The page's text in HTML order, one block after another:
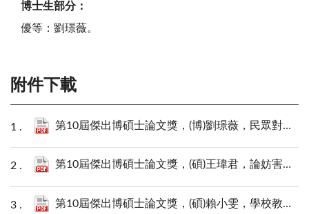
博士生部分：
優等：劉璟薇。
附件下載
第10屆傑出博碩士論文獎，(博)劉璟薇，民眾對警察執法正當性感知及其影響因素之研究.pdf
第10屆傑出博碩士論文獎，(碩)王瑋君，論妨害醫療罪之規範適用與保護法益.pdf
第10屆傑出博碩士論文獎，(碩)賴小雯，學校教職員經濟型職務犯罪探討.pdf